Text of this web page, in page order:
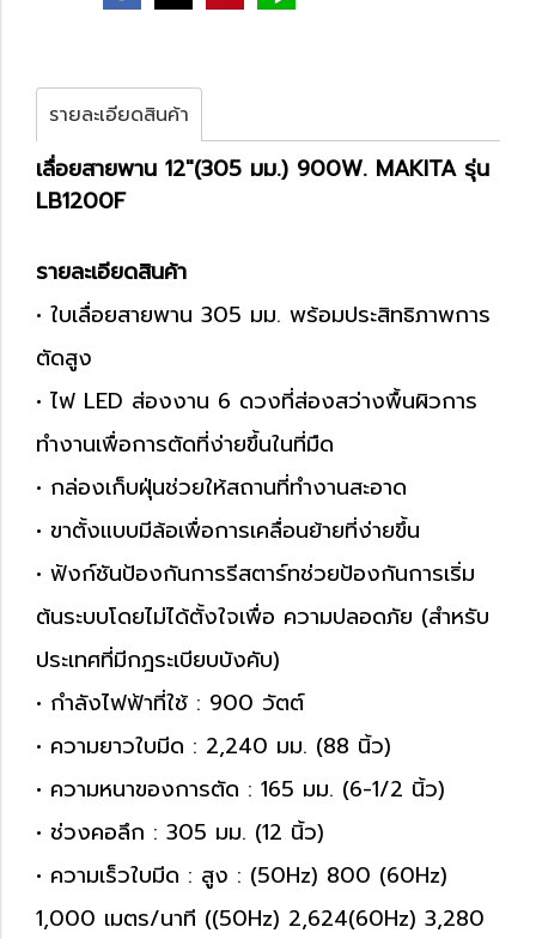
รายละเอียดสินค้า
เลื่อยสายพาน 12″(305 มม.) 900W. MAKITA รุ่น
LB1200F
รายละเอียดสินค้า
• ใบเลื่อยสายพาน 305 มม. พร้อมประสิทธิภาพการ
ตัดสูง
• ไฟ LED ส่องงาน 6 ดวงที่ส่องสว่างพื้นผิวการ
ทำงานเพื่อการตัดที่ง่ายขึ้นในที่มืด
• กล่องเก็บฝุ่นช่วยให้สถานที่ทำงานสะอาด
• ขาตั้งแบบมีล้อเพื่อการเคลื่อนย้ายที่ง่ายขึ้น
• ฟังก์ชันป้องกันการรีสตาร์ทช่วยป้องกันการเริ่ม
ต้นระบบโดยไม่ได้ตั้งใจเพื่อ ความปลอดภัย (สำหรับ
ประเทศที่มีกฎระเบียบบังคับ)
• กำลังไฟฟ้าที่ใช้ : 900 วัตต์
• ความยาวใบมีด : 2,240 มม. (88 นิ้ว)
• ความหนาของการตัด : 165 มม. (6-1/2 นิ้ว)
• ช่วงคอลึก : 305 มม. (12 นิ้ว)
• ความเร็วใบมีด : สูง : (50Hz) 800 (60Hz)
1,000 เมตร/นาที ((50Hz) 2,624(60Hz) 3,280